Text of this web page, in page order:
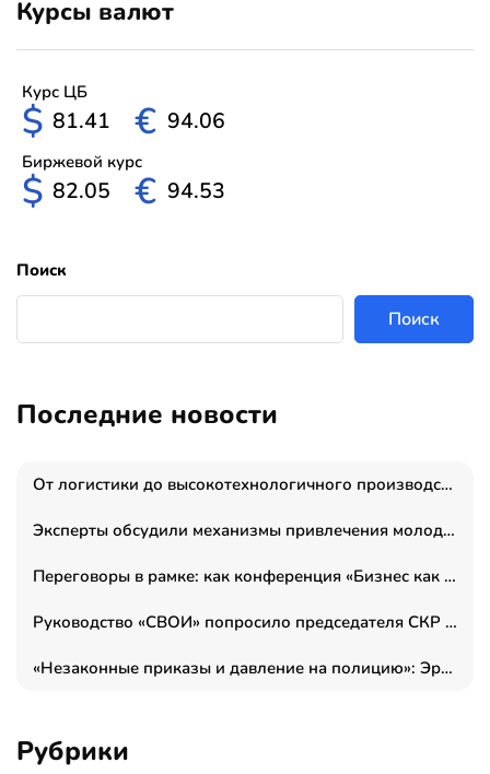
Курсы валют
Курс ЦБ
$ 81.41 € 94.06
Биржевой курс
$ 82.05 € 94.53
Поиск
Поиск
Последние новости
От логистики до высокотехнологичного производства: как основатель “гагаринга” выстраивает экосистему безопасности и гражданских БПЛА
Эксперты обсудили механизмы привлечения молодых специалистов в промышленные города
Переговоры в рамке: как конференция «Бизнес как искусство» переформатирует деловой этикет в стенах ТПП РФ
Руководство «СВОИ» попросило председателя СКР дать правовую оценку обысков в тыловом штабе
«Незаконные приказы и давление на полицию»: Эрнеста Султанова задержали у посольства Израиля во время одиночного пикета
Рубрики